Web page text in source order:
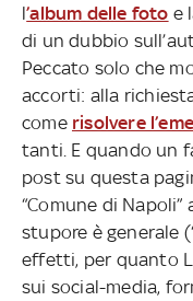
l’album delle foto e
di un dubbio
Peccato solo che
accorti: alla
come risolvere
tanti. E quando un
post su questa
“Comune di
stupore è generale
effetti, per quanto
sui social-media,